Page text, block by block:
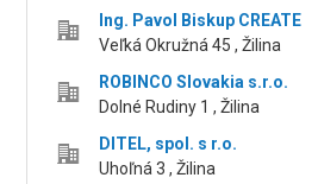
Ing. Pavol Biskup CREATE
Veľká Okružná 45 , Žilina
ROBINCO Slovakia s.r.o.
Dolné Rudiny 1 , Žilina
DITEL, spol. s r.o.
Uhoľná 3 , Žilina